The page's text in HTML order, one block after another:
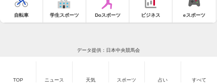
自転車 学生スポーツ Doスポーツ ビジネス eスポーツ
データ提供：日本中央競馬会
TOP ニュース 天気 スポーツ 占い すべて